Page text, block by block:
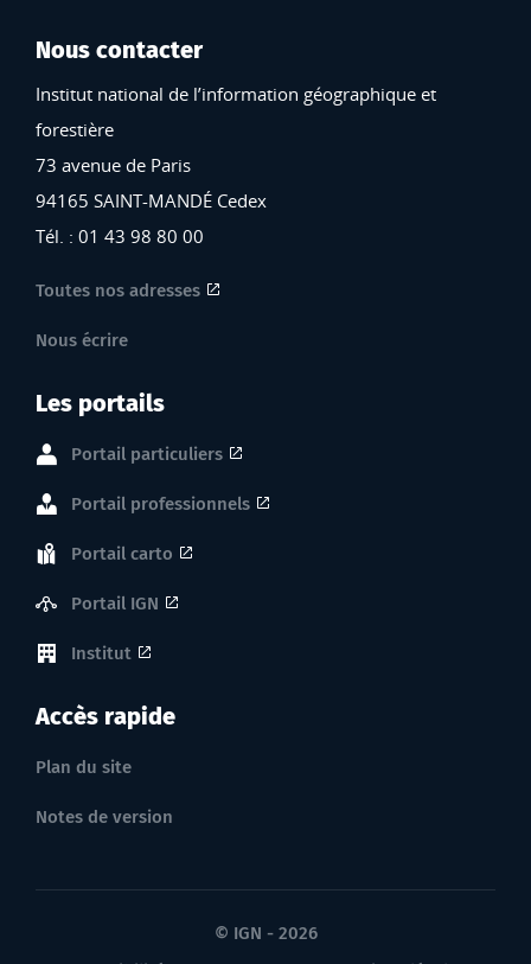
Nous contacter
Institut national de l’information géographique et
forestière
73 avenue de Paris
94165 SAINT-MANDÉ Cedex
Tél. : 01 43 98 80 00
Toutes nos adresses
Nous écrire
Les portails
Portail particuliers
Portail professionnels
Portail carto
Portail IGN
Institut
Accès rapide
Plan du site
Notes de version
© IGN - 2026